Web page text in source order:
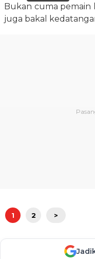
Bukan cuma pemain
juga bakal
1 2 >